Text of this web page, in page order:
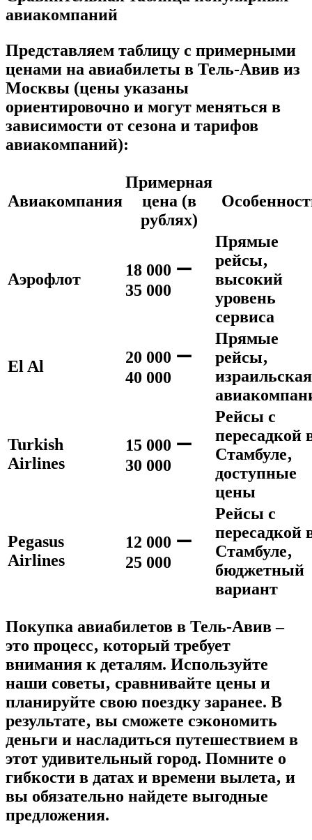
авиакомпаний
Представляем таблицу с примерными
ценами на авиабилеты в Тель-Авив из
Москвы (цены указаны
ориентировочно и могут меняться в
зависимости от сезона и тарифов
авиакомпаний):
Авиакомпания
Примерная
цена (в
рублях)
Аэрофлот
18 000 ー
35 000
Прямые
рейсы‚
высокий
уровень
сервиса
El Al
20 000 ー
40 000
Прямые
рейсы‚
израильская
Turkish
Airlines
15 000 ー
30 000
Рейсы с
пересадкой
Стамбуле‚
доступные
цены
Pegasus
Airlines
12 000 ー
25 000
Рейсы с
пересадкой
Стамбуле‚
бюджетный
вариант
Покупка авиабилетов в Тель-Авив –
это процесс‚ который требует
внимания к деталям. Используйте
наши советы‚ сравнивайте цены и
планируйте свою поездку заранее. В
результате‚ вы сможете сэкономить
деньги и насладиться путешествием в
этот удивительный город. Помните о
гибкости в датах и времени вылета‚ и
вы обязательно найдете выгодные
предложения.